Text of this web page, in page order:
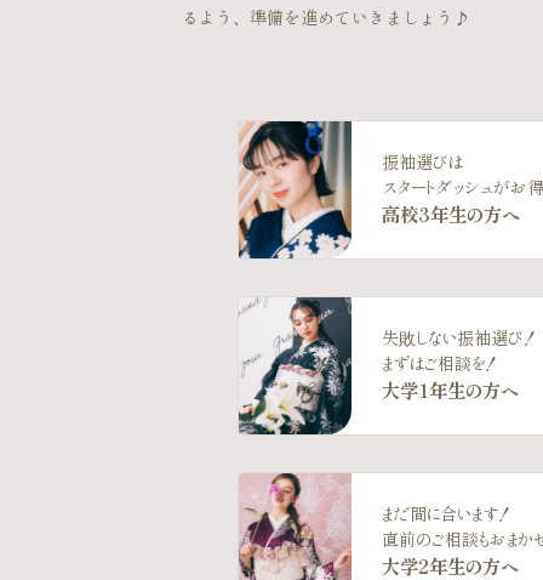
るよう、準備を進めていきましょう♪
振袖選びは
スタートダッシュがお
高校3年生の方へ
失敗しない振袖選び！
まずはご相談を！
大学1年生の方へ
まだ間に合います！
直前のご相談もおまか
大学2年生の方へ